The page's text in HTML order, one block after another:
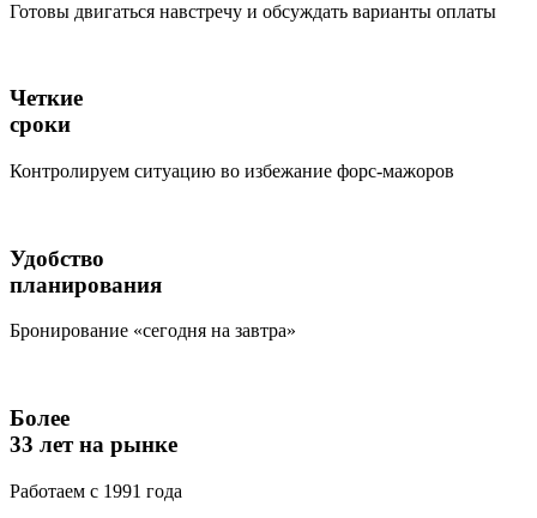
Готовы двигаться навстречу и обсуждать варианты оплаты
Четкие
сроки
Контролируем ситуацию во избежание форс-мажоров
Удобство
планирования
Бронирование «сегодня на завтра»
Более
33 лет на рынке
Работаем с 1991 года